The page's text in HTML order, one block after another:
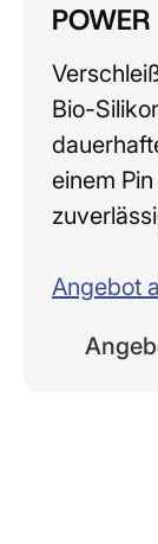
POWER
Bio-
einem
Angebot